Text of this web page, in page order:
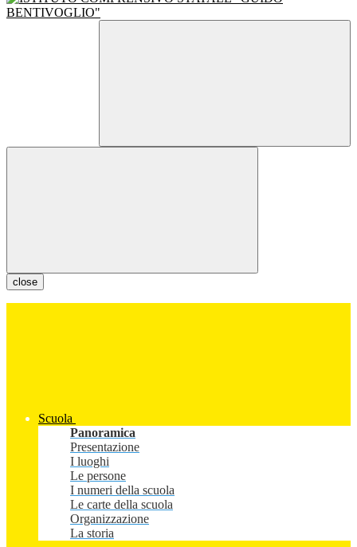
close
Scuola
Panoramica
Presentazione
I luoghi
Le persone
I numeri della scuola
Le carte della scuola
Organizzazione
La storia